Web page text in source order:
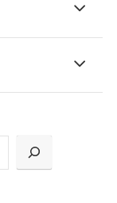
からお選び